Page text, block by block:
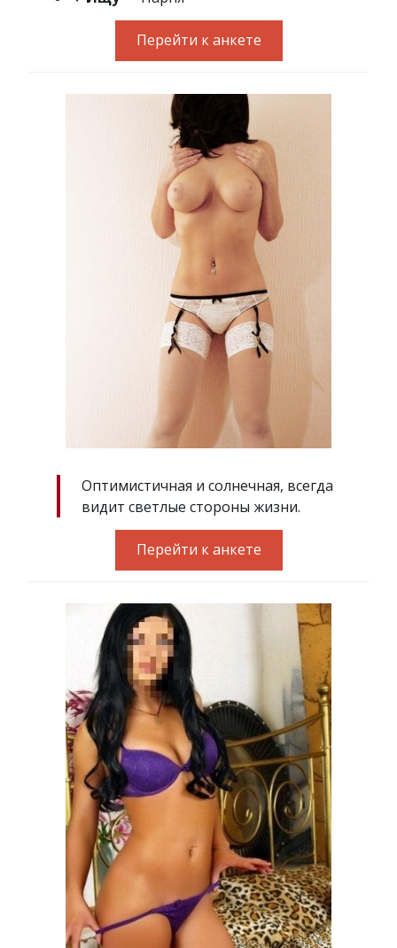
Перейти к анкете
Оптимистичная и солнечная, всегда
видит светлые стороны жизни.
Перейти к анкете